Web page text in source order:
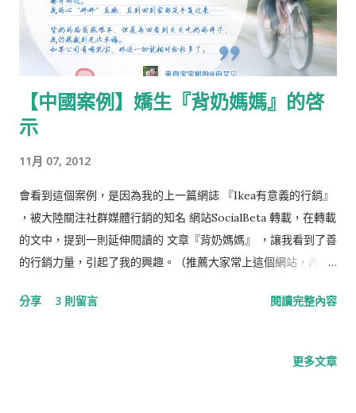
【中國案例】嬌生『背奶媽媽』的啓
示
11月 07, 2012
會看到這個案例，是因為我的上一篇網誌 『Ikea有意義的行銷』
，被大陸關注社群媒體行銷的知名 網站SocialBeta 轉載，在轉載
的文中，提到一則延伸閱讀的 文章『背奶媽媽』 ，讓我看到了善
的行銷力量，引起了我的興趣。（推薦大家常上這個網站，內容
Baby（在中國叫強生）推出的，同樣屬於『有意義的行銷』的案
分享 3 則留言 閱讀完整內容
更多文章